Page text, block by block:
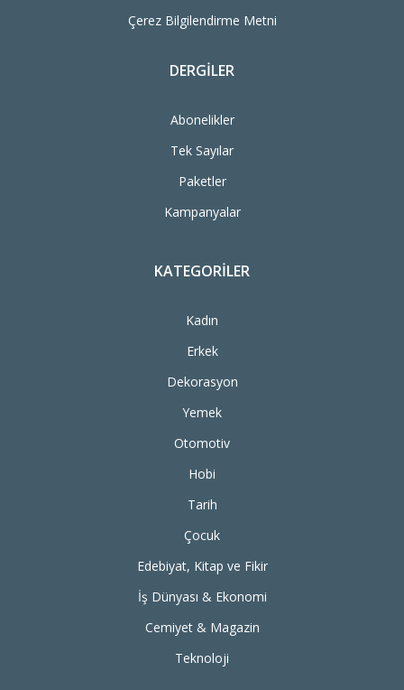
Çerez Bilgilendirme Metni
DERGILER
Abonelikler
Tek Sayılar
Paketler
Kampanyalar
KATEGORILER
Kadın
Erkek
Dekorasyon
Yemek
Otomotiv
Hobi
Tarih
Çocuk
Edebiyat, Kitap ve Fikir
İş Dünyası & Ekonomi
Cemiyet & Magazin
Teknoloji